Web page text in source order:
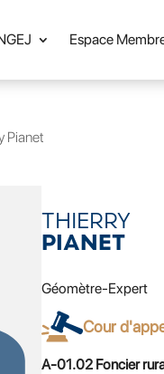
Espace
Pianet
THIERRY
PIANET
Géomètre-Expert
Cour
A-01.02 Foncier